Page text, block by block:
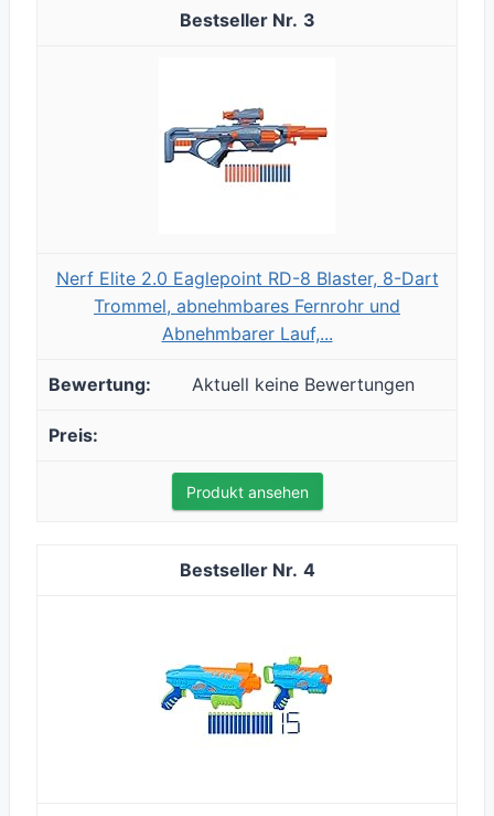
3
Nerf Elite 2.0 Eaglepoint RD-8 Blaster, 8-Dart
Trommel, abnehmbares Fernrohr und
Abnehmbarer Lauf,...
Aktuell keine Bewertungen
Produkt ansehen
4